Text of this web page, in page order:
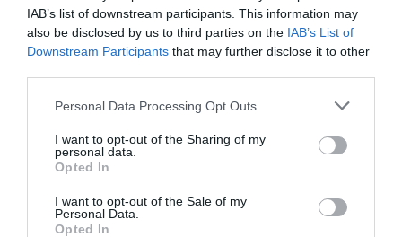
IAB’s list of downstream participants. This information may
also be disclosed by us to third parties on the IAB’s List of
Downstream Participants that may further disclose it to other
Please note that this website/app uses one or more Google
not limited to your visit or usage behaviour. You may click to
grant or deny consent to Google and its third-party tags to
use your data for below specified purposes in below Google
consent section.
Personal Data Processing Opt Outs
I want to opt-out of the Sharing of my
personal data.
Opted In
I want to opt-out of the Sale of my
Personal Data.
Opted In